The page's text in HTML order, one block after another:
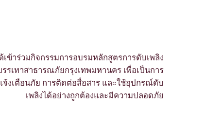
ข้าร่วมกิจกรรมการอบรมหลักสูตรการดับเพลิง
เทาสาธารณภัยกรุงเทพมหานคร เพื่อเป็นการ
จ้งเตือนภัย การติดต่อสื่อสาร และใช้อุปกรณ์ดับ
เพลิงได้อย่างถูกต้องและมีความปลอดภัย